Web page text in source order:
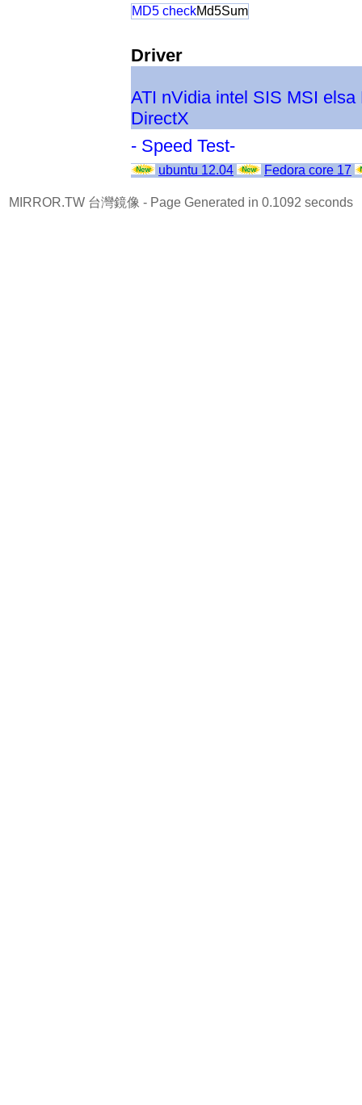
MD5 checkMd5Sum
Driver
ATI nVidia intel SIS MSI elsa
DirectX
- Speed Test-
ubuntu 12.04 Fedora core 17
MIRROR.TW 台灣鏡像 - Page Generated in 0.1092 seconds